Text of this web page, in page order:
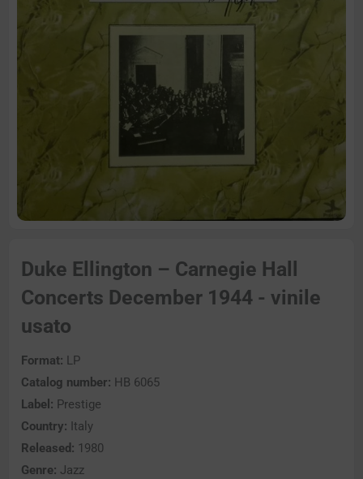
Duke Ellington – Carnegie Hall
Concerts December 1944 - vinile
usato
Format: LP
Catalog number: HB 6065
Label: Prestige
Country: Italy
Released: 1980
Genre: Jazz